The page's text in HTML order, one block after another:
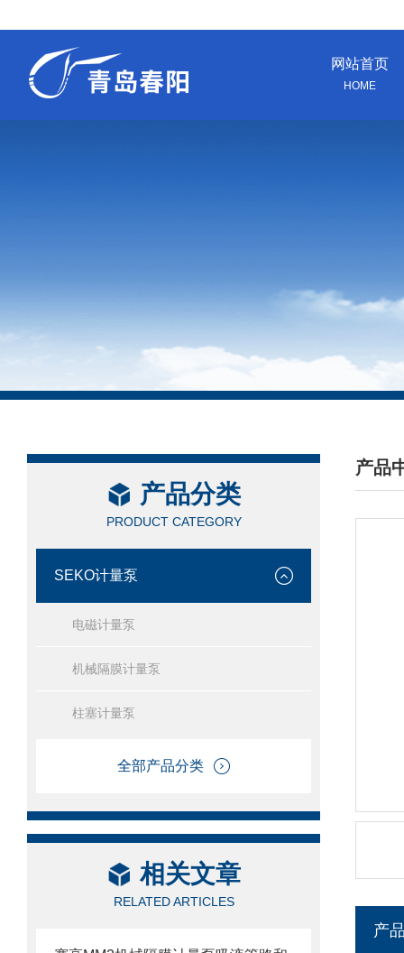
网站首页
HOME
产品分类
PRODUCT CATEGORY
SEKO计量泵
电磁计量泵
机械隔膜计量泵
柱塞计量泵
全部产品分类
相关文章
RELATED ARTICLES
产品
/
产